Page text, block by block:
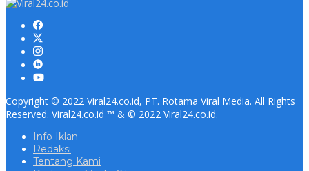
Copyright © 2022 Viral24.co.id, PT. Rotama Viral Media. All Rights
Reserved. Viral24.co.id ™ & © 2022 Viral24.co.id.
Info Iklan
Redaksi
Tentang Kami